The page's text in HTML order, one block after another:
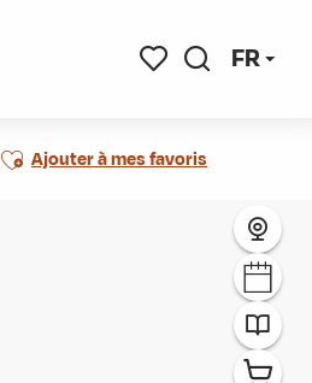
FR
Ajouter aux favoris
Ajouter à mes favoris